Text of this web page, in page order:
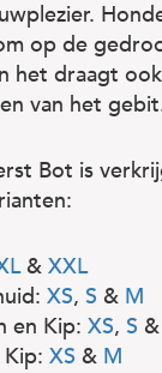
op de
het draagt
van het
Bot is
& XXL
XS, S & M
en Kip: XS, S &
Kip: XS & M